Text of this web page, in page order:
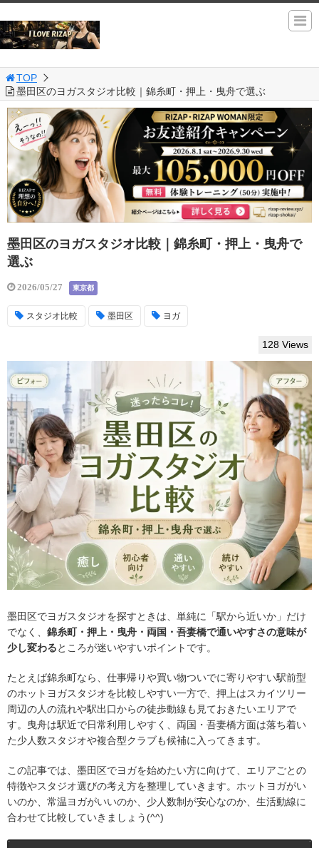
TOP
墨田区のヨガスタジオ比較｜錦糸町・押上・曳舟で選ぶ
墨田区のヨガスタジオ比較｜錦糸町・押上・曳舟で
選ぶ
2026/05/27 東京都
スタジオ比較 墨田区 ヨガ
128 Views
墨田区でヨガスタジオを探すときは、単純に「駅から近いか」だけ
でなく、 錦糸町・押上・曳舟・両国・吾妻橋で通いやすさの意味が
少し変わるところが迷いやすいポイントです。
たとえば錦糸町なら、仕事帰りや買い物ついでに寄りやすい駅前型
のホットヨガスタジオを比較しやすい一方で、押上はスカイツリー
周辺の人の流れや駅出口からの徒歩動線も見ておきたいエリアで
す。曳舟は駅近で日常利用しやすく、両国・吾妻橋方面は落ち着い
た少人数スタジオや複合型クラブも候補に入ってきます。
この記事では、墨田区でヨガを始めたい方に向けて、エリアごとの
特徴やスタジオ選びの考え方を整理していきます。ホットヨガがい
いのか、常温ヨガがいいのか、少人数制が安心なのか、生活動線に
合わせて比較していきましょう(^^)